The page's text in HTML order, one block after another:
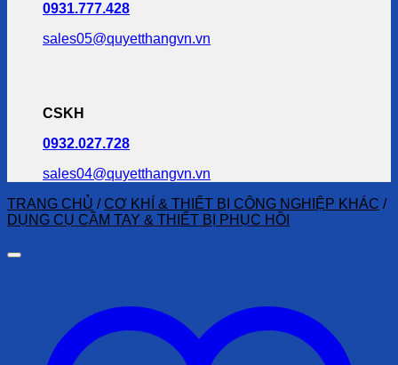
0931.777.428
sales05@quyetthangvn.vn
CSKH
0932.027.728
sales04@quyetthangvn.vn
TRANG CHỦ / CƠ KHÍ & THIẾT BỊ CÔNG NGHIỆP KHÁC /
DỤNG CỤ CẦM TAY & THIẾT BỊ PHỤC HỒI